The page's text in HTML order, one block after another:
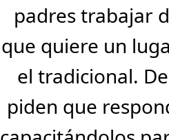
padres trabajar
que quiere un
el tradicional.
piden que